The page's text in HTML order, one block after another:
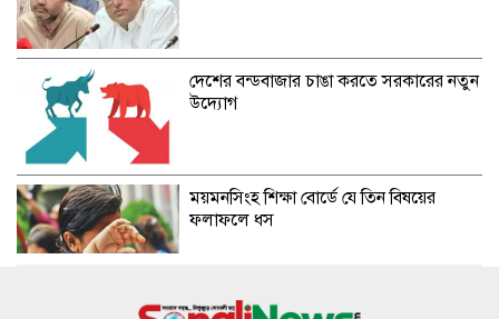
দেশের বন্ডবাজার চাঙা করতে সরকারের নতুন
উদ্যোগ
ময়মনসিংহ শিক্ষা বোর্ডে যে তিন বিষয়ের
ফলাফলে ধস
জিপিএ-৫ এ ধস